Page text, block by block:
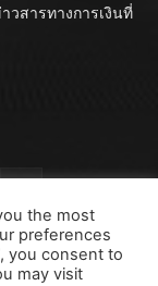
วสารทางการเงินที่
the most
preferences
you consent to
may visit